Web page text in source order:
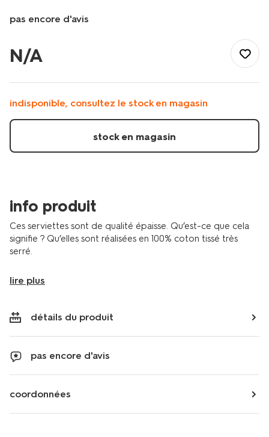
pas encore d'avis
be/bain-
toilette/serviettes-
bain/serviettes-
de-
-
qualite-
N/A
indisponible, consultez le stock en magasin
stock en magasin
info produit
Ces serviettes sont de qualité épaisse. Qu’est-ce que cela
signifie ? Qu’elles sont réalisées en 100% coton tissé très
serré.
lire plus
détails du produit
pas encore d'avis
coordonnées